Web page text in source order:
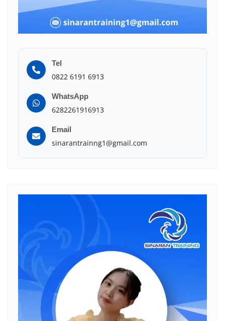
Tel
0822 6191 6913
WhatsApp
6282261916913
Email
sinarantrainng1@gmail.com